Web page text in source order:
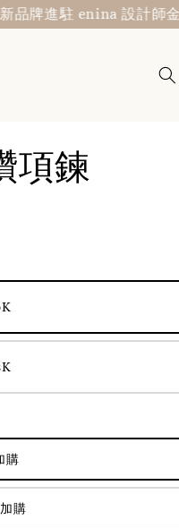
進駐 enina 設計師金雕＊
項鍊
購
購